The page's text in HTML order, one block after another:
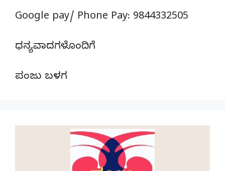
Google pay/ Phone Pay: 9844332505
ಧನ್ಯವಾದಗಳೊಂದಿಗೆ
ಪಂಜು ಬಳಗ